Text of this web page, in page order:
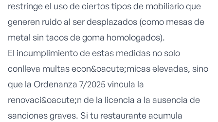
restringe el uso de ciertos tipos de mobiliario que
generen ruido al ser desplazados (como mesas de
metal sin tacos de goma homologados).
El incumplimiento de estas medidas no solo
conlleva multas econ&oacute;micas elevadas, sino
que la Ordenanza 7/2025 vincula la
renovaci&oacute;n de la licencia a la ausencia de
sanciones graves. Si tu restaurante acumula